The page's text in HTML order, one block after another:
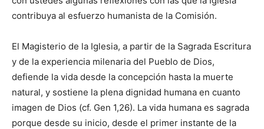
contribuya al esfuerzo humanista de la Comisión.
El Magisterio de la Iglesia, a partir de la Sagrada Escritura
y de la experiencia milenaria del Pueblo de Dios,
defiende la vida desde la concepción hasta la muerte
natural, y sostiene la plena dignidad humana en cuanto
imagen de Dios (cf. Gen 1,26). La vida humana es sagrada
porque desde su inicio, desde el primer instante de la